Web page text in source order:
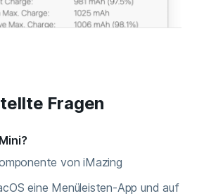
Fragen
von iMazing
eine Menüleisten-App und auf